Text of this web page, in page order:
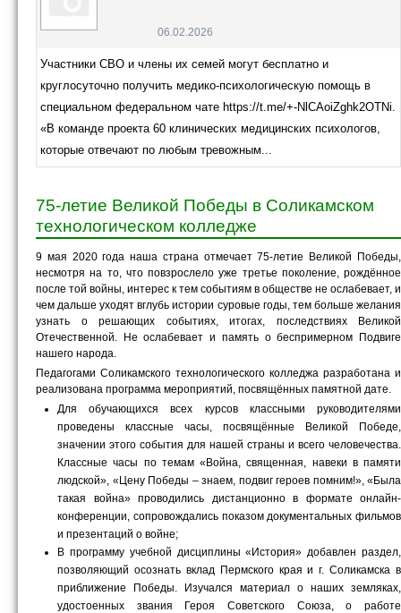
06.02.2026
Участники СВО и члены их семей могут бесплатно и
круглосуточно получить медико-психологическую помощь в
специальном федеральном чате https://t.me/+-NlCAoiZghk2OTNi.
«В команде проекта 60 клинических медицинских психологов,
которые отвечают по любым тревожным...
75-летие Великой Победы в Соликамском
технологическом колледже
9 мая 2020 года наша страна отмечает 75-летие Великой Победы,
несмотря на то, что повзрослело уже третье поколение, рождённое
после той войны, интерес к тем событиям в обществе не ослабевает, и
чем дальше уходят вглубь истории суровые годы, тем больше желания
узнать о решающих событиях, итогах, последствиях Великой
Отечественной. Не ослабевает и память о беспримерном Подвиге
нашего народа.
Педагогами Соликамского технологического колледжа разработана и
реализована программа мероприятий, посвящённых памятной дате.
Для обучающихся всех курсов классными руководителями
проведены классные часы, посвящённые Великой Победе,
значении этого события для нашей страны и всего человечества.
Классные часы по темам «Война, священная, навеки в памяти
людской», «Цену Победы – знаем, подвиг героев помним!», «Была
такая война» проводились дистанционно в формате онлайн-
конференции, сопровождались показом документальных фильмов
и презентаций о войне;
В программу учебной дисциплины «История» добавлен раздел,
позволяющий осознать вклад Пермского края и г. Соликамска в
приближение Победы. Изучался материал о наших земляках,
удостоенных звания Героя Советского Союза, о работе